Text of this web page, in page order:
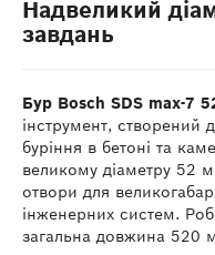
Надвеликий
завдань
Бур Bosch SDS max-7
інструмент, створений
буріння в бетоні та
великому діаметру 52
отвори для
інженерних систем.
загальна довжина 520